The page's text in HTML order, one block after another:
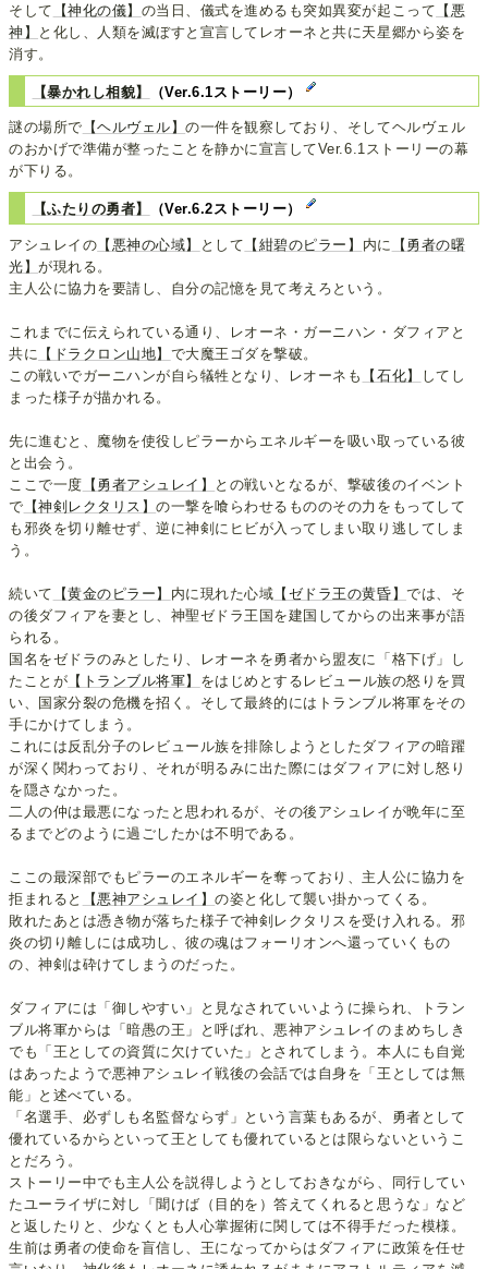
そして 【神化の儀】 の当日、儀式を進めるも突如異変が起こって 【悪
神】
と化し、人類を滅ぼすと宣言してレオーネと共に天星郷から姿を
消す。
【暴かれし相貌】 （Ver.6.1ストーリー）
謎の場所で 【ヘルヴェル】の一件を観察しており、そしてヘルヴェル
のおかげで準備が整ったことを静かに宣言してVer.6.1ストーリーの幕
が下りる。
【ふたりの勇者】 （Ver.6.2ストーリー）
アシュレイの 【悪神の心域】 として 【紺碧のピラー】 内に
【勇者の曙
光】が現れる。
主人公に協力を要請し、自分の記憶を見て考えろという。
これまでに伝えられている通り、レオーネ・ガーニハン・ダフィアと
共に
【ドラクロン山地】 で大魔王ゴダを撃破。
この戦いでガーニハンが自ら犠牲となり、レオーネも
【石化】
してし
まった様子が描かれる。
先に進むと、魔物を使役しピラーからエネルギーを吸い取っている彼
と出会う。
ここで一度 【勇者アシュレイ】
との戦いとなるが、撃破後のイベント
で 【神剣レクタリス】の一撃を喰らわせるもののその力をもってして
も邪炎を切り離せず、逆に神剣にヒビが入ってしまい取り逃してしま
う。
続いて 【黄金のピラー】 内に現れた心域 【ゼドラ王の黄昏】では、そ
の後ダフィアを妻とし、神聖ゼドラ王国を建国してからの出来事が語
られる。
国名をゼドラのみとしたり、レオーネを勇者から盟友に「格下げ」し
たことが 【トランブル将軍】 をはじめとするレビュール族の怒りを買
い、国家分裂の危機を招く。そして最終的にはトランブル将軍をその
手にかけてしまう。
これには反乱分子のレビュール族を排除しようとしたダフィアの暗躍
が深く関わっており、それが明るみに出た際にはダフィアに対し怒り
を隠さなかった。
二人の仲は最悪になったと思われるが、その後アシュレイが晩年に至
るまでどのように過ごしたかは不明である。
ここの最深部でもピラーのエネルギーを奪っており、主人公に協力を
拒まれると
【悪神アシュレイ】の姿と化して襲い掛かってくる。
敗れたあとは憑き物が落ちた様子で神剣レクタリスを受け入れる。邪
炎の切り離しには成功し、彼の魂はフォーリオンへ還っていくもの
の、神剣は砕けてしまうのだった。
ダフィアには「御しやすい」と見なされていいように操られ、トラン
ブル将軍からは「暗愚の王」と呼ばれ、悪神アシュレイのまめちしき
でも「王としての資質に欠けていた」とされてしまう。本人にも自覚
はあったようで悪神アシュレイ戦後の会話では自身を「王としては無
能」と述べている。
「名選手、必ずしも名監督ならず」という言葉もあるが、勇者として
優れているからといって王としても優れているとは限らないというこ
とだろう。
ストーリー中でも主人公を説得しようとしておきながら、同行してい
たユーライザに対し「聞けば（目的を）答えてくれると思うな」など
と返したりと、少なくとも人心掌握術に関しては不得手だった模様。
生前は勇者の使命を盲信し、王になってからはダフィアに政策を任せ